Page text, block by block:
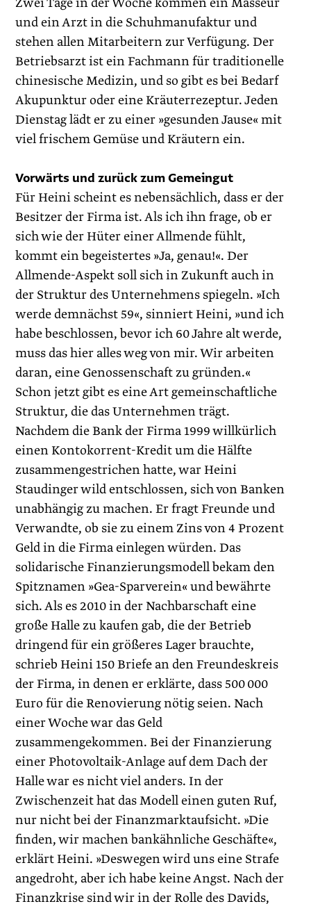
und ein Arzt in die Schuhmanufaktur und
stehen allen Mitarbeitern zur Verfügung. Der
Betriebsarzt ist ein Fachmann für traditionelle
chinesische Medizin, und so gibt es bei Bedarf
Akupunktur oder eine Kräuterrezeptur. Jeden
Dienstag lädt er zu einer »gesunden Jause« mit
viel frischem Gemüse und Kräutern ein.
Vorwärts und zurück zum Gemeingut
Für Heini scheint es nebensächlich, dass er der
Besitzer der Firma ist. Als ich ihn frage, ob er
sich wie der Hüter einer Allmende fühlt,
kommt ein begeistertes »Ja, genau!«. Der
Allmende-Aspekt soll sich in Zukunft auch in
der Struktur des Unternehmens spiegeln. »Ich
werde demnächst 59«, sinniert Heini, »und ich
habe beschlossen, bevor ich 60 Jahre alt werde,
muss das hier alles weg von mir. Wir arbeiten
daran, eine Genossenschaft zu gründen.«
Schon jetzt gibt es eine Art gemeinschaftliche
Struktur, die das Unternehmen trägt.
Nachdem die Bank der Firma 1999 willkürlich
einen Kontokorrent-Kredit um die Hälfte
zusammengestrichen hatte, war Heini
Staudinger wild entschlossen, sich von Banken
unabhängig zu machen. Er fragt Freunde und
Verwandte, ob sie zu einem Zins von 4 Prozent
Geld in die Firma einlegen würden. Das
solidarische Finanzierungsmodell bekam den
Spitznamen »Gea-Sparverein« und bewährte
sich. Als es 2010 in der Nachbarschaft eine
große Halle zu kaufen gab, die der Betrieb
dringend für ein größeres Lager brauchte,
schrieb Heini 150 Briefe an den Freundeskreis
der Firma, in denen er erklärte, dass 500 000
Euro für die Renovierung nötig seien. Nach
einer Woche war das Geld
zusammengekommen. Bei der Finanzierung
einer Photovoltaik-Anlage auf dem Dach der
Halle war es nicht viel anders. In der
Zwischenzeit hat das Modell einen guten Ruf,
nur nicht bei der Finanzmarktaufsicht. »Die
finden, wir machen bankähnliche Geschäfte«,
erklärt Heini. »Deswegen wird uns eine Strafe
angedroht, aber ich habe keine Angst. Nach der
Finanzkrise sind wir in der Rolle des Davids,